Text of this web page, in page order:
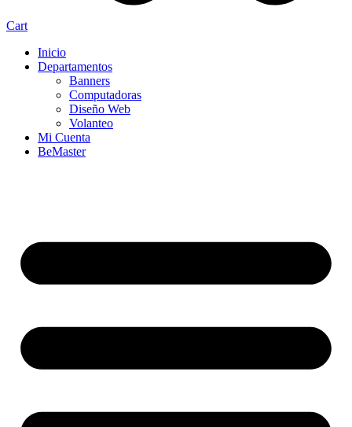
Cart
Inicio
Departamentos
Banners
Computadoras
Diseño Web
Volanteo
Mi Cuenta
BeMaster